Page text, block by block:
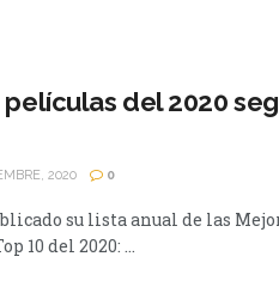
películas del 2020
2020 0
su lista anual de las
10 del 2020: ...